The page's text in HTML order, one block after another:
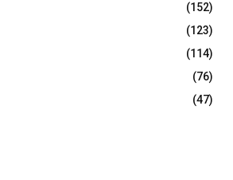
(152)
(123)
(114)
(76)
(47)